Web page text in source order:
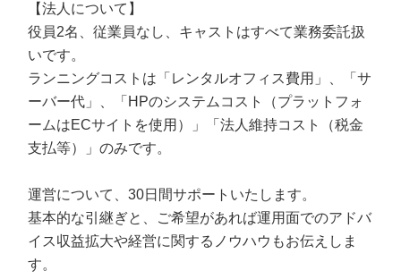
【法人について】
役員2名、従業員なし、キャストはすべて業務委託扱
いです。
ランニングコストは「レンタルオフィス費用」、「サ
ーバー代」、「HPのシステムコスト（プラットフォ
ームはECサイトを使用）」「法人維持コスト（税金
支払等）」のみです。
運営について、30日間サポートいたします。
基本的な引継ぎと、ご希望があれば運用面でのアドバ
イス収益拡大や経営に関するノウハウもお伝えしま
す。